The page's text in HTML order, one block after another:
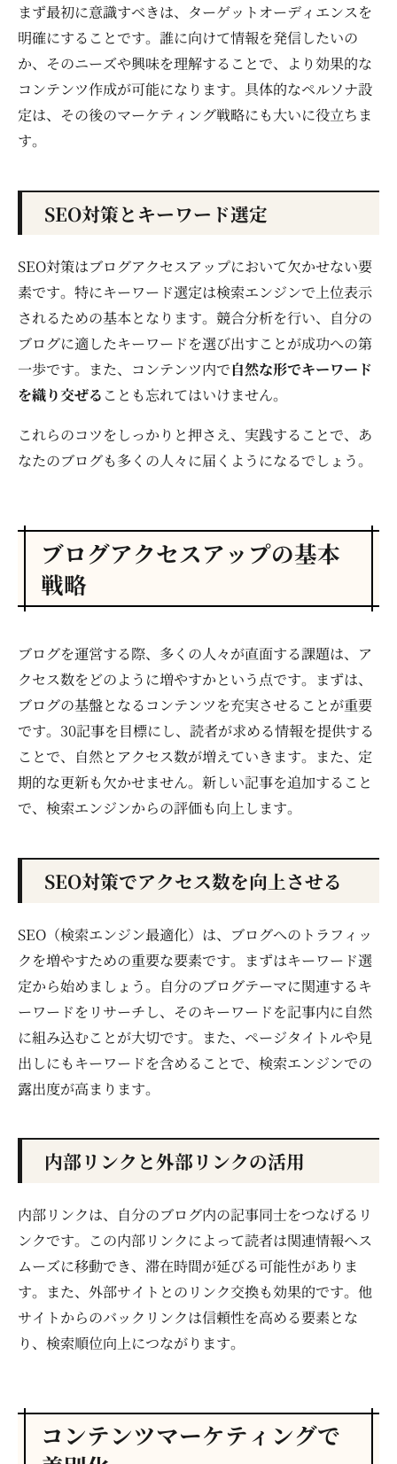
まず最初に意識すべきは、ターゲットオーディエンスを
明確にすることです。誰に向けて情報を発信したいの
か、そのニーズや興味を理解することで、より効果的な
コンテンツ作成が可能になります。具体的なペルソナ設
定は、その後のマーケティング戦略にも大いに役立ちま
す。
SEO対策とキーワード選定
SEO対策はブログアクセスアップにおいて欠かせない要
素です。特にキーワード選定は検索エンジンで上位表示
されるための基本となります。競合分析を行い、自分の
ブログに適したキーワードを選び出すことが成功への第
一歩です。また、コンテンツ内で自然な形でキーワード
を織り交ぜる ことも忘れてはいけません。
これらのコツをしっかりと押さえ、実践することで、あ
なたのブログも多くの人々に届くようになるでしょう。
ブログアクセスアップの基本
戦略
ブログを運営する際、多くの人々が直面する課題は、ア
クセス数をどのように増やすかという点です。まずは、
ブログの基盤となるコンテンツを充実させることが重要
です。30記事を目標にし、読者が求める情報を提供する
ことで、自然とアクセス数が増えていきます。また、定
期的な更新も欠かせません。新しい記事を追加すること
で、検索エンジンからの評価も向上します。
SEO対策でアクセス数を向上させる
SEO（検索エンジン最適化）は、ブログへのトラフィッ
クを増やすための重要な要素です。まずはキーワード選
定から始めましょう。自分のブログテーマに関連するキ
ーワードをリサーチし、そのキーワードを記事内に自然
に組み込むことが大切です。また、ページタイトルや見
出しにもキーワードを含めることで、検索エンジンでの
露出度が高まります。
内部リンクと外部リンクの活用
内部リンクは、自分のブログ内の記事同士をつなげるリ
ンクです。この内部リンクによって読者は関連情報へス
ムーズに移動でき、滞在時間が延びる可能性がありま
す。また、外部サイトとのリンク交換も効果的です。他
サイトからのバックリンクは信頼性を高める要素とな
り、検索順位向上につながります。
コンテンツマーケティングで